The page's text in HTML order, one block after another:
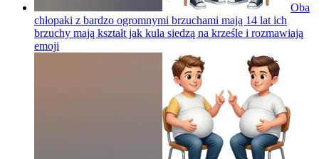
Oba
chłopaki z bardzo ogromnymi brzuchami mają 14 lat ich
brzuchy mają kształt jak kula siedzą na krześle i rozmawiają
emoji